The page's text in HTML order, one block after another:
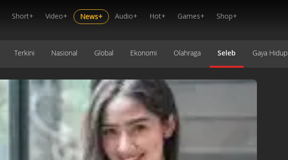
Short+ Video+ News+ Audio+ Hot+ Games+ Shop+
Terkini Nasional Global Ekonomi Olahraga Seleb Gaya Hidup